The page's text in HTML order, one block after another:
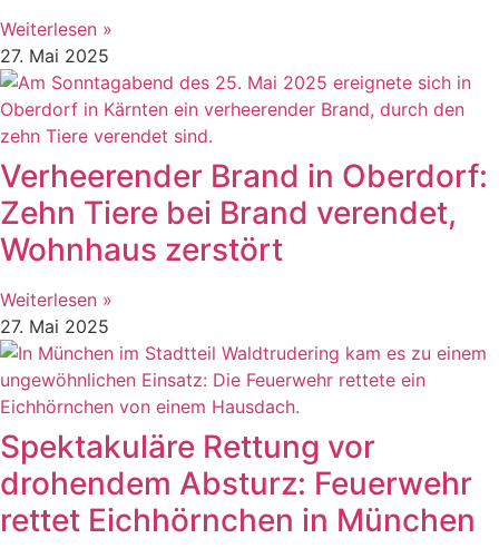
Weiterlesen »
27. Mai 2025
Verheerender Brand in Oberdorf:
Zehn Tiere bei Brand verendet,
Wohnhaus zerstört
Weiterlesen »
27. Mai 2025
Spektakuläre Rettung vor
drohendem Absturz: Feuerwehr
rettet Eichhörnchen in München